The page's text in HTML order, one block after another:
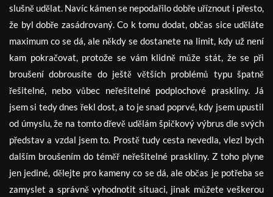
slušně udělat. Navíc kámen se nepodařilo dobře uříznout i přesto,
že byl dobře zasádrovaný. Co k tomu dodat, občas sice uděláte
maximum co se dá, ale někdy se dostanete na limit, kdy už není
kam pokračovat, protože se vám klidně může stát, že se při
broušení dobrousíte do ještě větších problémů typu špatně
řešitelné, nebo vůbec neřešitelné podplochové praskliny. Já
jsem si tedy dnes řekl dost, a to je snad poprvé, kdy jsem upustil
od úmyslu, že na tomto dřevě udělám špičkový výbrus dle svých
představ a vzdal jsem to. Prostě tudy cesta nevedla, vlezl bych
dalším broušením do téměř neřešitelné praskliny. Z toho plyne
jen jediné, dělejte pro kameny co se dá, ale občas je potřeba se
zamyslet a správně vyhodnotit situaci, jinak můžete veškerou